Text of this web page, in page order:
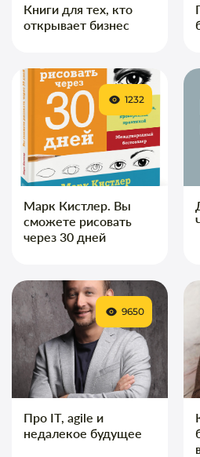
Книги для тех, кто
открывает бизнес
Марк Кистлер. Вы
сможете рисовать
через 30 дней
1232
Про IT, agile и
недалекое будущее
9650